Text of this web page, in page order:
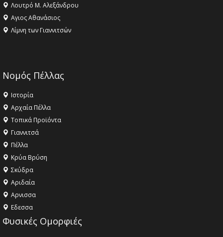
Λουτρό Μ. Αλεξάνδρου
Αγιος Αθανάσιος
Λίμνη των Γιαννιτσών
Νομός Πέλλας
Ιστορία
Αρχαία Πέλλα
Τοπικά Προϊόντα
Γιαννιτσά
Πέλλα
Κρύα Βρύση
Σκύδρα
Αριδαία
Aρνισσα
Eδεσσα
Φυσικές Ομορφιές